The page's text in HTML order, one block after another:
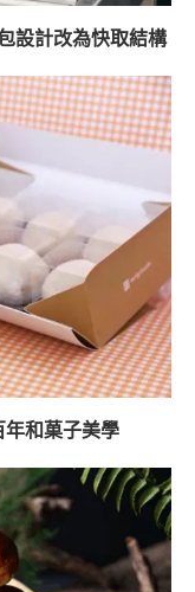
設計改為快取結構
和菓子美學